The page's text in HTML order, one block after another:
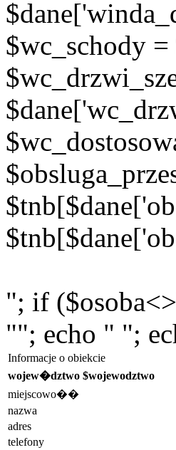
$wc_schody
"; if
""; echo " ";
Informacje o obiekcie
wojew�dztwo $wojewodztwo
miejscowo��
nazwa
adres
telefony